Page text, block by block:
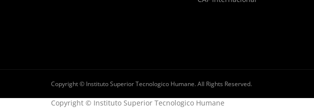
Copyright © Instituto Superior Tecnologico Humane. All Rights Reserved.
Copyright © Instituto Superior Tecnologico Humane